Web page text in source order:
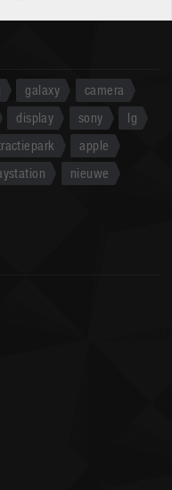
galaxy
camera
display sony
lg
apple
nieuwe